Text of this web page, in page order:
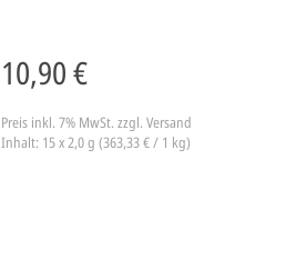
10,90 €
Preis inkl. 7% MwSt. zzgl. Versand
Inhalt: 15 x 2,0 g (363,33 € / 1 kg)